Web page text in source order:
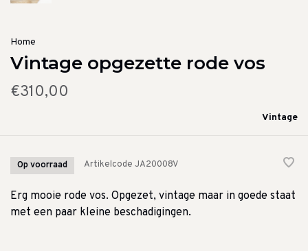
Home
Vintage opgezette rode vos
€310,00
Vintage
Op voorraad Artikelcode JA20008V
Erg mooie rode vos. Opgezet, vintage maar in goede staat
met een paar kleine beschadigingen.